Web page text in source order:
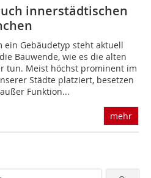
innerstädtischen
ein Gebäudetyp steht aktuell
Bauwende, wie es die alten
tun. Meist höchst prominent im
Städte platziert, besetzen
Funktion...
mehr